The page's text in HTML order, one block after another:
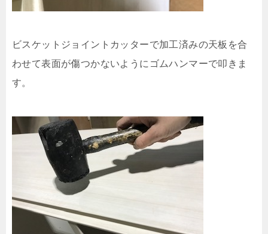
ビスケットジョイントカッターで加工済みの天板を合
わせて表面が傷つかないようにゴムハンマーで叩きま
す。